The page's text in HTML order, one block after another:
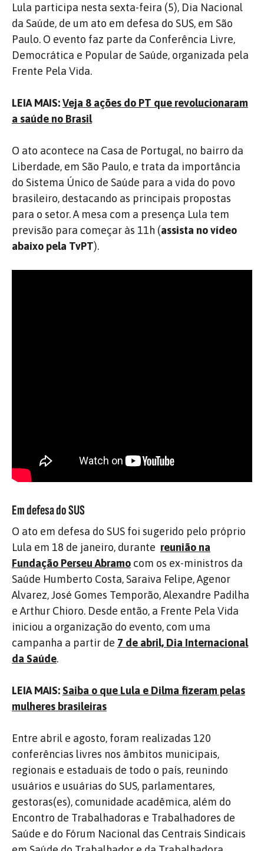
Lula participa nesta sexta-feira (5), Dia Nacional
da Saúde, de um ato em defesa do SUS, em São
Paulo. O evento faz parte da Conferência Livre,
Democrática e Popular de Saúde, organizada pela
Frente Pela Vida.
LEIA MAIS:Veja 8 ações do PT que revolucionaram
a saúde no Brasil
O ato acontece na Casa de Portugal, no bairro da
Liberdade, em São Paulo, e trata da importância
do Sistema Único de Saúde para a vida do povo
brasileiro, destacando as principais propostas
para o setor. A mesa com a presença Lula tem
previsão para começar às 11h (assista no vídeo
abaixo pela TvPT).
Em defesa do SUS
O ato em defesa do SUS foi sugerido pelo próprio
Lula em 18 de janeiro, durante reunião na
Fundação Perseu Abramo com os ex-ministros da
Saúde Humberto Costa, Saraiva Felipe, Agenor
Alvarez, José Gomes Temporão, Alexandre Padilha
e Arthur Chioro. Desde então, a Frente Pela Vida
iniciou a organização do evento, com uma
campanha a partir de 7 de abril, Dia Internacional
da Saúde.
LEIA MAIS:Saiba o que Lula e Dilma fizeram pelas
mulheres brasileiras
Entre abril e agosto, foram realizadas 120
conferências livres nos âmbitos municipais,
regionais e estaduais de todo o país, reunindo
usuários e usuárias do SUS, parlamentares,
gestoras(es), comunidade acadêmica, além do
Encontro de Trabalhadoras e Trabalhadores de
Saúde e do Fórum Nacional das Centrais Sindicais